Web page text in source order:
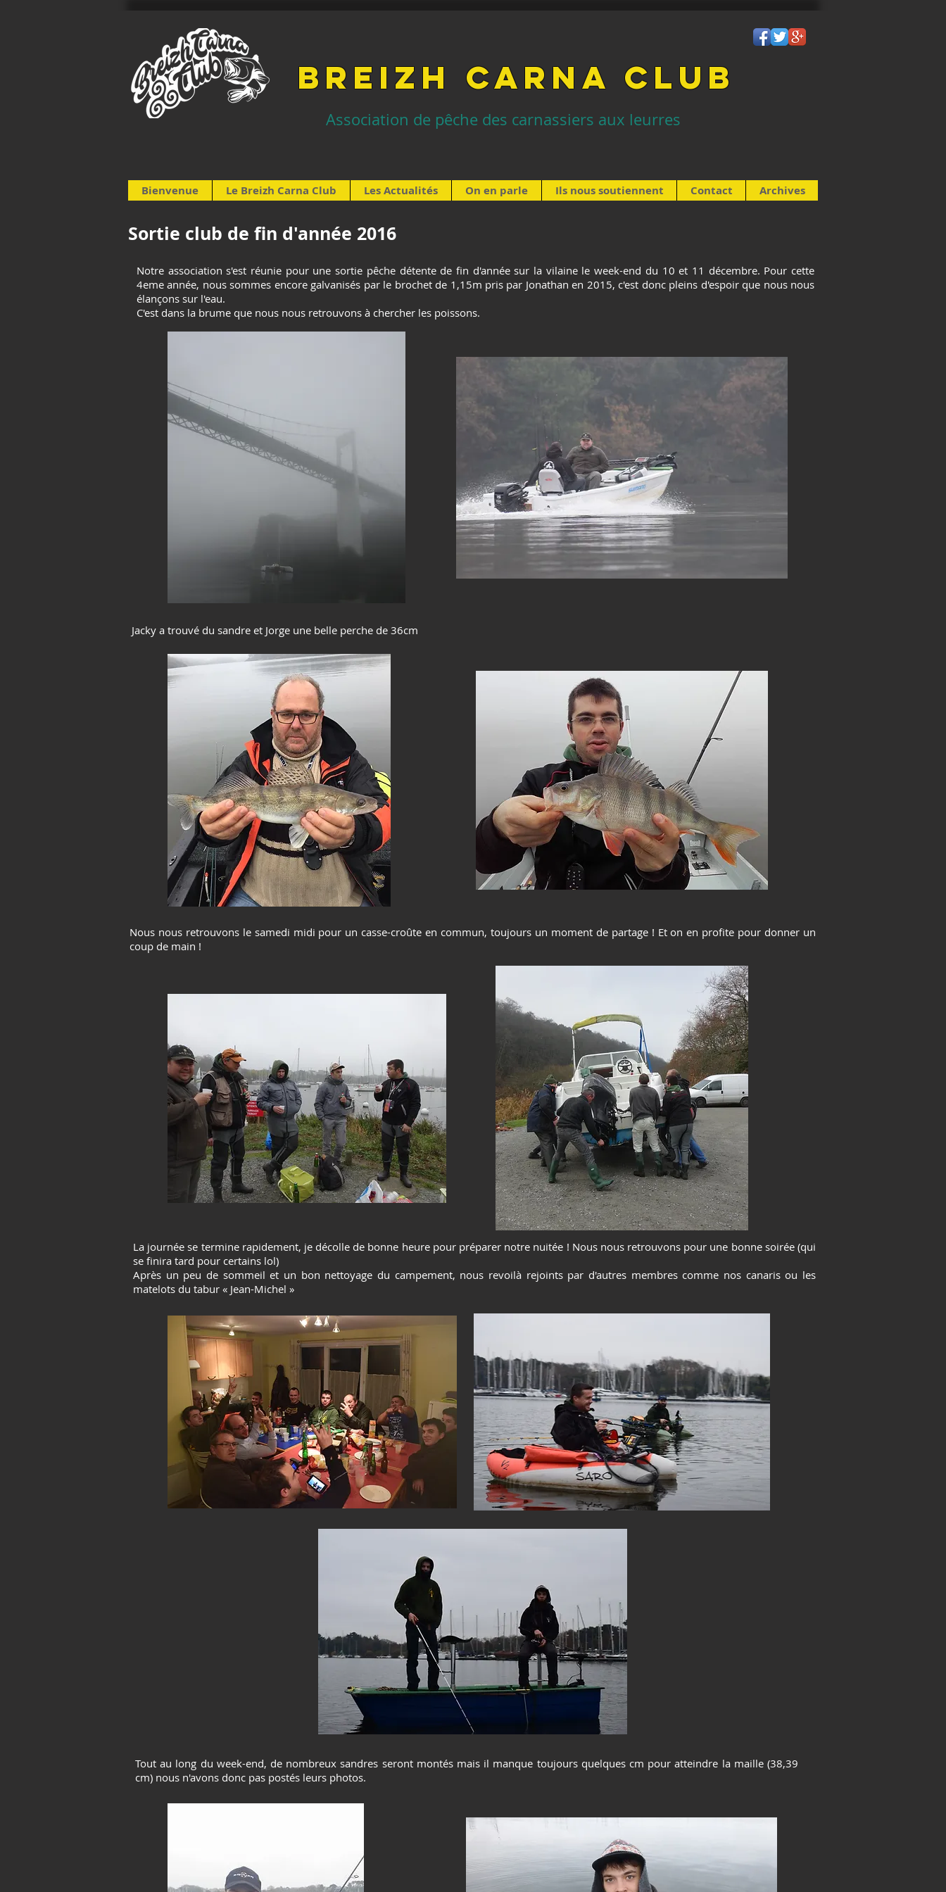
BREIZH CARNA CLUB
Association de pêche des carnassiers aux leurres
Bienvenue Le Breizh Carna Club Les Actualités On en parle Ils nous soutiennent Contact Archives
Sortie club de fin d'année 2016
Notre association s'est réunie pour une sortie pêche détente de fin d'année sur la vilaine le week-end du 10 et 11 décembre. Pour cette
4eme année, nous sommes encore galvanisés par le brochet de 1,15m pris par Jonathan en 2015, c'est donc pleins d'espoir que nous nous
élançons sur l'eau.
C'est dans la brume que nous nous retrouvons à chercher les poissons.
Jacky a trouvé du sandre et Jorge une belle perche de 36cm
Nous nous retrouvons le samedi midi pour un casse-croûte en commun, toujours un moment de partage ! Et on en profite pour donner un
coup de main !
La journée se termine rapidement, je décolle de bonne heure pour préparer notre nuitée ! Nous nous retrouvons pour une bonne soirée (qui
se finira tard pour certains lol)
Après un peu de sommeil et un bon nettoyage du campement, nous revoilà rejoints par d'autres membres comme nos canaris ou les
matelots du tabur « Jean-Michel »
Tout au long du week-end, de nombreux sandres seront montés mais il manque toujours quelques cm pour atteindre la maille (38,39
cm) nous n'avons donc pas postés leurs photos.